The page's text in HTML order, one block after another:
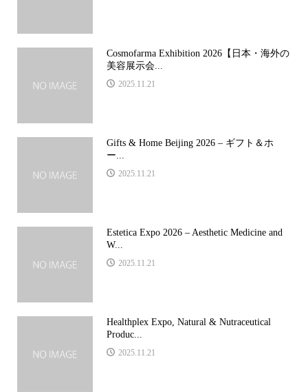
Cosmofarma Exhibition 2026【日本・海外の
美容展示会...
2025.11.21
Gifts & Home Beijing 2026 – ギフト＆ホ
ー...
2025.11.21
Estetica Expo 2026 – Aesthetic Medicine and
W...
2025.11.21
Healthplex Expo, Natural & Nutraceutical
Produc...
2025.11.21